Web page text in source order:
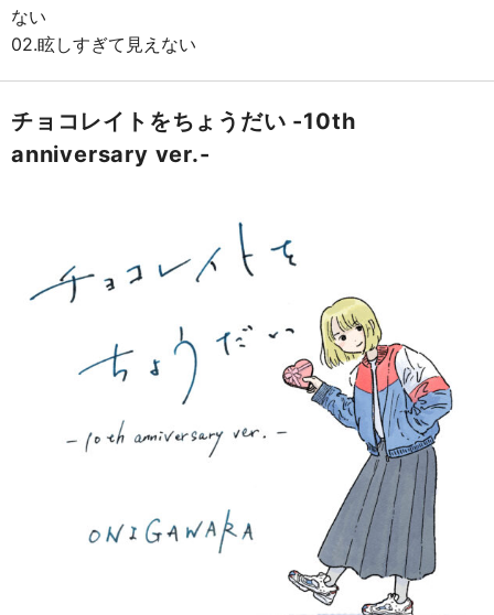
ない
02.眩しすぎて見えない
チョコレイトをちょうだい -10th
anniversary ver.-